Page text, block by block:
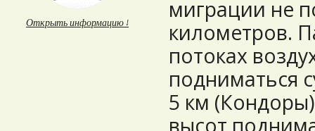
Открыть информацию ↓
миграции не
километров.
потоках
подниматься
5 км
высот